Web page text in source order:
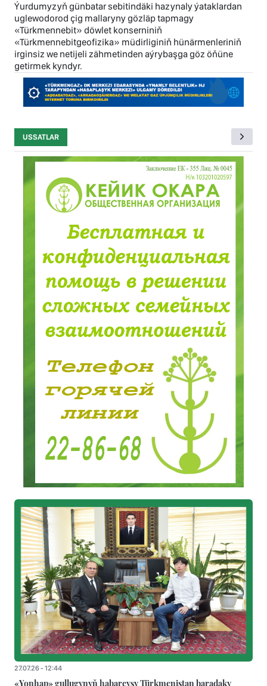
Ýurdumyzyň günbatar sebitindäki hazynaly ýataklardan
uglewodorod çig mallaryny gözläp tapmagy
«Türkmennebit» döwlet konserniniň
«Türkmennebitgeofizika» müdirliginiň hünärmenleriniň
irginsiz we netijeli zähmetinden aýrybaşga göz öňüne
getirmek kyndyr.
USSATLAR
27.07.26 - 12:44
«Yonhap» gullugynyň habarçysy Türkmenistan baradaky